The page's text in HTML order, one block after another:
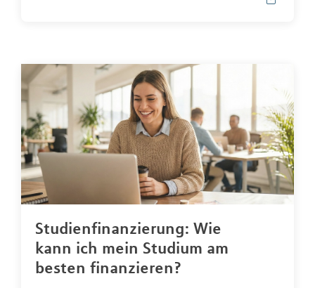
Studienfinanzierung: Wie
kann ich mein Studium am
besten finanzieren?